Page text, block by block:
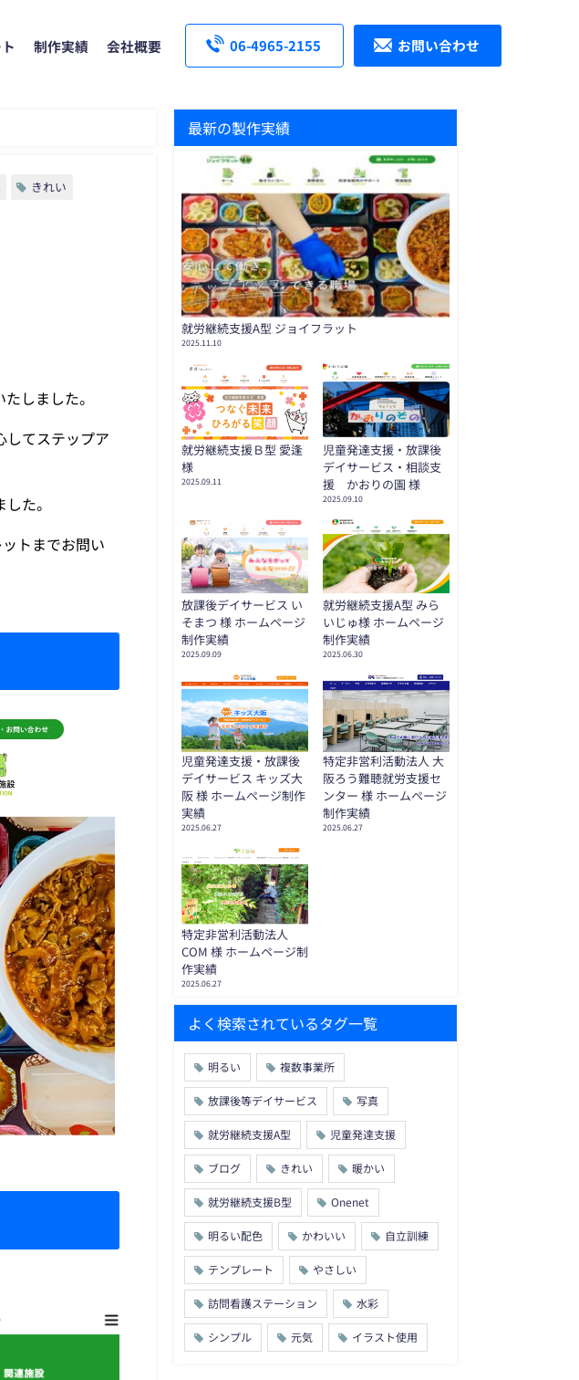
制作実績 会社概要 06-4965-2155 お問い合わせ
きれい
しました。
してステップア
た。
トまでお問い
最新の製作実績
就労継続支援A型 ジョイフラット
2025.11.10
就労継続支援Ｂ型 愛逢
様
2025.09.11
児童発達支援・放課後
デイサービス・相談支
援 かおりの園 様
2025.09.10
放課後デイサービス い
そまつ 様 ホームページ
制作実績
2025.09.09
就労継続支援A型 みら
いじゅ様 ホームページ
制作実績
2025.06.30
児童発達支援・放課後
デイサービス キッズ大
阪 様 ホームページ制作
実績
2025.06.27
特定非営利活動法人 大
阪ろう難聴就労支援セ
ンター 様 ホームページ
制作実績
2025.06.27
特定非営利活動法人
COM 様 ホームページ制
作実績
2025.06.27
よく検索されているタグ一覧
明るい 複数事業所
放課後等デイサービス 写真
就労継続支援A型 児童発達支援
ブログ きれい 暖かい
就労継続支援B型 Onenet
明るい配色 かわいい 自立訓練
テンプレート やさしい
訪問看護ステーション 水彩
シンプル 元気 イラスト使用